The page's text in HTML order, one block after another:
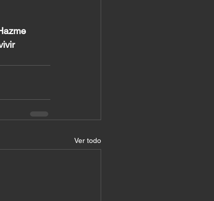
Ver todo